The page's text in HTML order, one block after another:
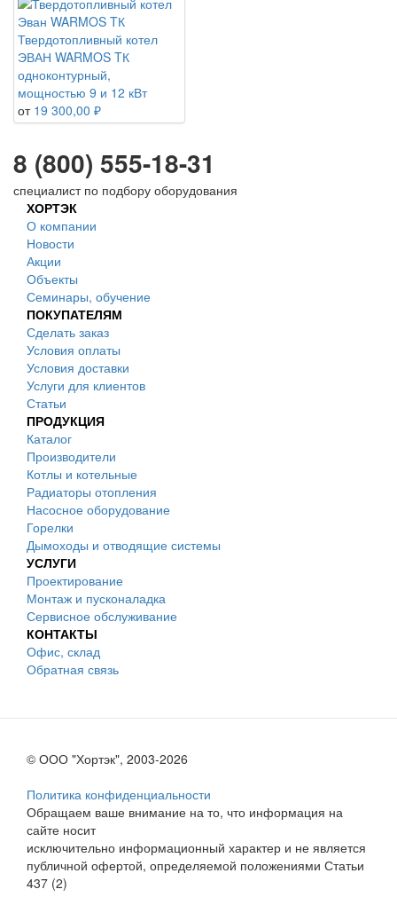
Твердотопливный котел
ЭВАН WARMOS TК
одноконтурный,
мощностью 9 и 12 кВт
от 19 300,00 ₽
8 (800) 555-18-31
специалист по подбору оборудования
ХОРТЭК
О компании
Новости
Акции
Объекты
Семинары, обучение
ПОКУПАТЕЛЯМ
Сделать заказ
Условия оплаты
Условия доставки
Услуги для клиентов
Статьи
ПРОДУКЦИЯ
Каталог
Производители
Котлы и котельные
Радиаторы отопления
Насосное оборудование
Горелки
Дымоходы и отводящие системы
УСЛУГИ
Проектирование
Монтаж и пусконаладка
Сервисное обслуживание
КОНТАКТЫ
Офис, склад
Обратная связь
© ООО "Хортэк", 2003-2026
Политика конфиденциальности
Обращаем ваше внимание на то, что информация на
сайте носит
исключительно информационный характер и не является
публичной офертой, определяемой положениями Статьи
437 (2)